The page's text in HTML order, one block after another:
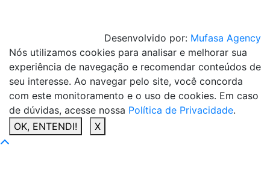
Desenvolvido por: Mufasa Agency
Nós utilizamos cookies para analisar e melhorar sua
experiência de navegação e recomendar conteúdos de
seu interesse. Ao navegar pelo site, você concorda
com este monitoramento e o uso de cookies. Em caso
de dúvidas, acesse nossa Política de Privacidade.
OK, ENTENDI!
X